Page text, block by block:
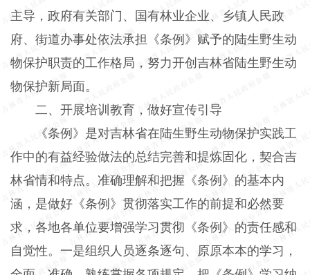
主导，政府有关部门、国有林业企业、乡镇人民政
府、街道办事处依法承担《条例》赋予的陆生野生动
物保护职责的工作格局，努力开创吉林省陆生野生动
物保护新局面。
二、开展培训教育，做好宣传引导
《条例》是对吉林省在陆生野生动物保护实践工
作中的有益经验做法的总结完善和提炼固化，契合吉
林省情和特点。准确理解和把握《条例》的基本内
涵，是做好《条例》贯彻落实工作的前提和必然要
求，各地各单位要增强学习贯彻《条例》的责任感和
自觉性。一是组织人员逐条逐句、原原本本的学习，